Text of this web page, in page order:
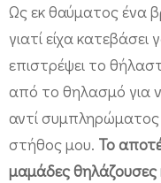
Ως εκ θαύματος ένα
γιατί είχα
επιστρέψει το
από το θηλασμό για
αντί
στήθος μου. Το
μαμάδες θηλάζουσες